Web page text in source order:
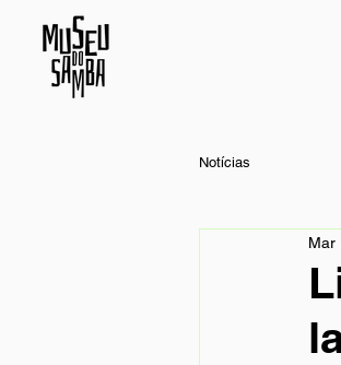
Notícias
Mar